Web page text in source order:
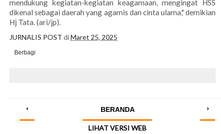
mendukung kegiatan-kegiatan keagamaan, mengingat HSS
dikenal sebagai daerah yang agamis dan cinta ulama," demikian
Hj Tata. (ari/jp).
JURNALIS POST diMaret 25, 2025
Berbagi
‹ ›
BERANDA
LIHAT VERSI WEB